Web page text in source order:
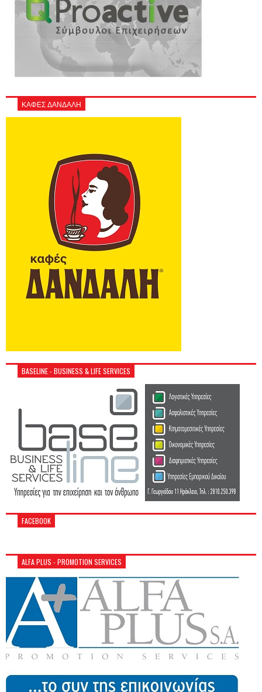
ΚΑΦΕΣ ΔΑΝΔΑΛΗ
BASELINE - BUSINESS & LIFE SERVICES
FACEBOOK
ALFA PLUS - PROMOTION SERVICES